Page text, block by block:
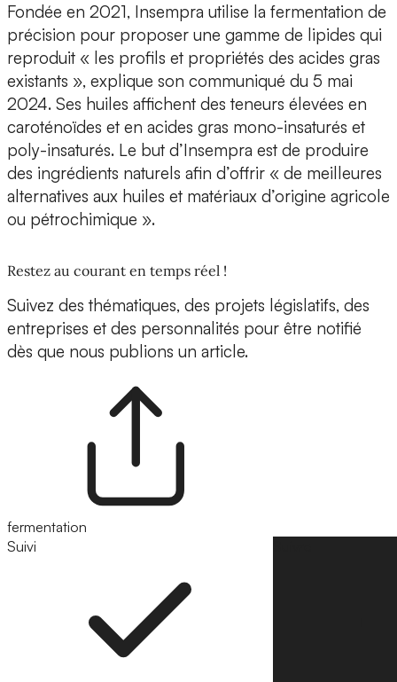
Fondée en 2021, Insempra utilise la fermentation de
précision pour proposer une gamme de lipides qui
reproduit « les profils et propriétés des acides gras
existants », explique son communiqué du 5 mai
2024. Ses huiles affichent des teneurs élevées en
caroténoïdes et en acides gras mono-insaturés et
poly-insaturés. Le but d’Insempra est de produire
des ingrédients naturels afin d’offrir « de meilleures
alternatives aux huiles et matériaux d’origine agricole
ou pétrochimique ».
Restez au courant en temps réel !
Suivez des thématiques, des projets législatifs, des
entreprises et des personnalités pour être notifié
dès que nous publions un article.
fermentation
Suivi